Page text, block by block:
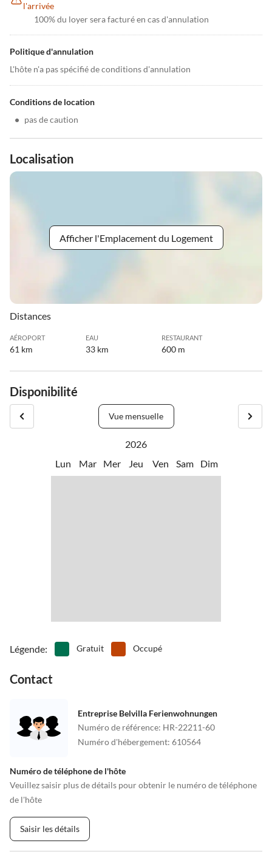
l'arrivée
100% du loyer sera facturé en cas d'annulation
Politique d'annulation
L'hôte n'a pas spécifié de conditions d'annulation
Conditions de location
• pas de caution
Localisation
Afficher l'Emplacement du Logement
Distances
AÉROPORT
61 km
EAU
33 km
RESTAURANT
600 m
Disponibilité
Vue mensuelle
2026
Lun
Mar Mer Jeu Ven Sam Dim
Légende: Gratuit Occupé
Contact
Entreprise Belvilla Ferienwohnungen
Numéro de référence: HR-22211-60
Numéro d'hébergement: 610564
Numéro de téléphone de l'hôte
Veuillez saisir plus de détails pour obtenir le numéro de téléphone
de l'hôte
Saisir les détails